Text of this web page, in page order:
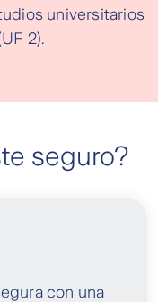
universitarios
2).
seguro?
con una